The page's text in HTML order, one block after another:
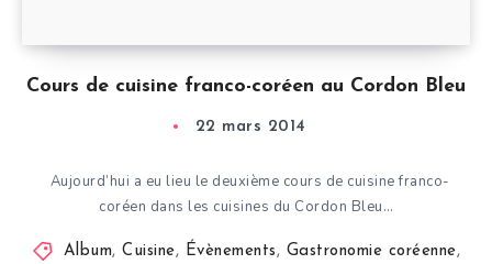
Cours de cuisine franco-coréen au Cordon Bleu
22 mars 2014
Aujourd’hui a eu lieu le deuxième cours de cuisine franco-
coréen dans les cuisines du Cordon Bleu…
Album, Cuisine, Évènements, Gastronomie coréenne,